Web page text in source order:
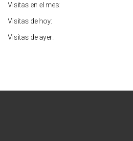
Visitas en el mes:
Visitas de hoy:
Visitas de ayer: